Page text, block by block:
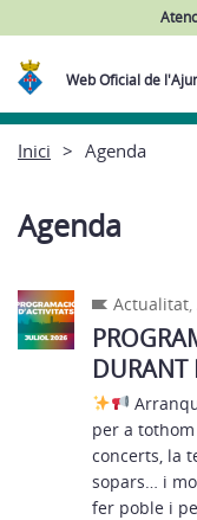
Web Oficial de
Inici Agenda
Agenda
Actualitat,
DURANT
per a
concerts, la
sopars… i
fer poble i